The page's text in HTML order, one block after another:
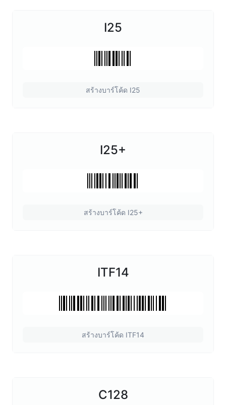
I25
สร้างบาร์โค้ด I25
I25+
สร้างบาร์โค้ด I25+
ITF14
สร้างบาร์โค้ด ITF14
C128